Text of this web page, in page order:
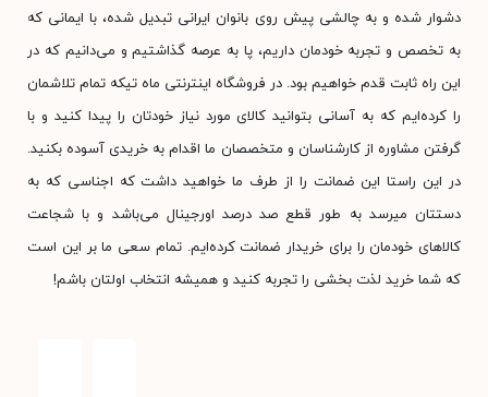
دشوار شده و به چالشی پیش روی بانوان ایرانی تبدیل شده، با ایمانی که
به تخصص و تجربه خودمان داریم، پا به عرصه گذاشتیم و می‌دانیم که در
این راه ثابت قدم خواهیم بود. در فروشگاه اینترنتی ماه تیکه تمام تلاشمان
را کرده‌ایم که به آسانی بتوانید کالای مورد نیاز خودتان را پیدا کنید و با
گرفتن مشاوره از کارشناسان و متخصصان ما اقدام به خریدی آسوده بکنید.
در این راستا این ضمانت را از طرف ما خواهید داشت که اجناسی که به
دستتان میرسد به طور قطع صد درصد اورجینال می‌باشد و با شجاعت
کالاهای خودمان را برای خریدار ضمانت کرده‌ایم. تمام سعی ما بر این است
که شما خرید لذت بخشی را تجربه کنید و همیشه انتخاب اولتان باشم!